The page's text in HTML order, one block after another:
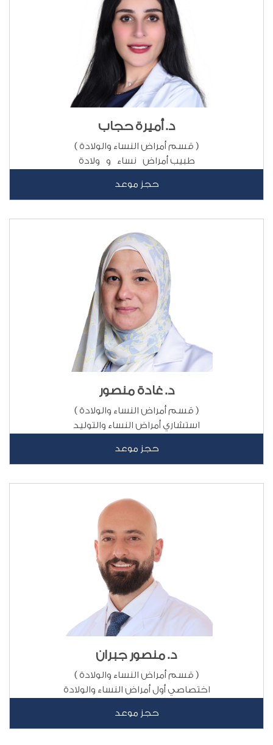
د. أميرة حجاب
( قسم أمراض النساء والولادة )
طبيب أمراض نساء و ولادة
حجز موعد
د. غادة منصور
( قسم أمراض النساء والولادة )
استشاري أمراض النساء والتوليد
حجز موعد
د. منصور جبران
( قسم أمراض النساء والولادة )
اختصاصي أول أمراض النساء والولادة
حجز موعد